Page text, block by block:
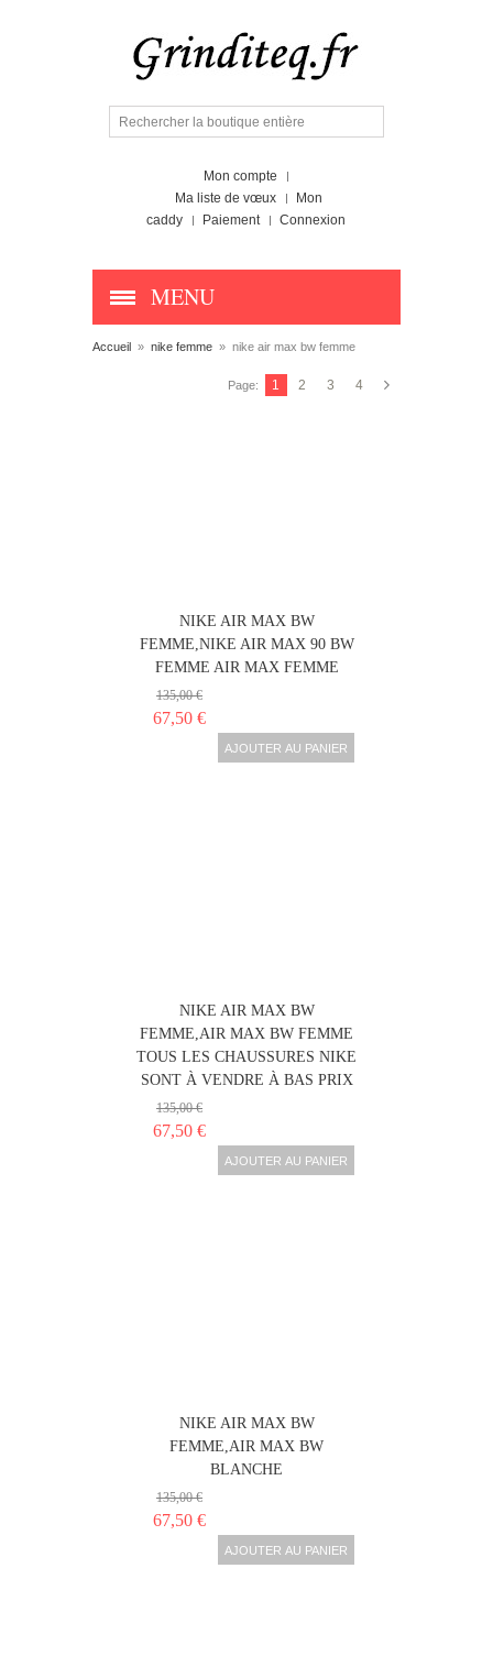
Mon compte
Ma liste de vœux
Mon
caddy
Paiement Connexion
MENU
Accueil » nike femme » nike air max bw femme
Page: 1 2 3 4
NIKE AIR MAX BW
FEMME,NIKE AIR MAX 90 BW
FEMME AIR MAX FEMME
135,00 €
67,50 €
AJOUTER AU PANIER
NIKE AIR MAX BW
FEMME,AIR MAX BW FEMME
TOUS LES CHAUSSURES NIKE
SONT À VENDRE À BAS PRIX
135,00 €
67,50 €
AJOUTER AU PANIER
NIKE AIR MAX BW
FEMME,AIR MAX BW
BLANCHE
135,00 €
67,50 €
AJOUTER AU PANIER